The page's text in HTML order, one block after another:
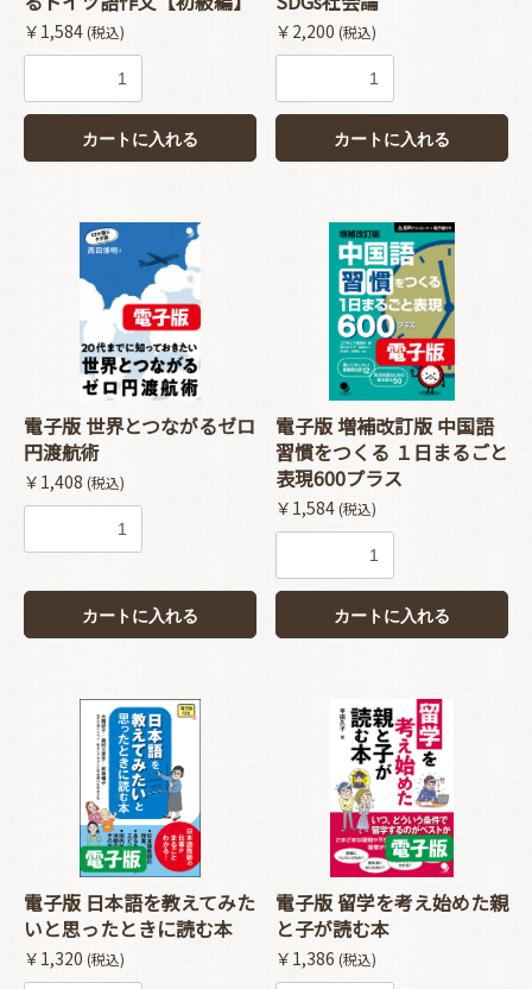
￥1,584(税込)
カートに入れる
￥2,200 (税込)
カートに入れる
電子版 世界とつながるゼロ
円渡航術
￥1,408 (税込)
カートに入れる
電子版 増補改訂版 中国語
習慣をつくる １日まるごと
表現600プラス
￥1,584(税込)
カートに入れる
電子版 日本語を教えてみた
いと思ったときに読む本
￥1,320 (税込)
電子版 留学を考え始めた親
と子が読む本
￥1,386 (税込)
お買い物を続ける カートへ進む